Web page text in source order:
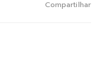
Compartilhar